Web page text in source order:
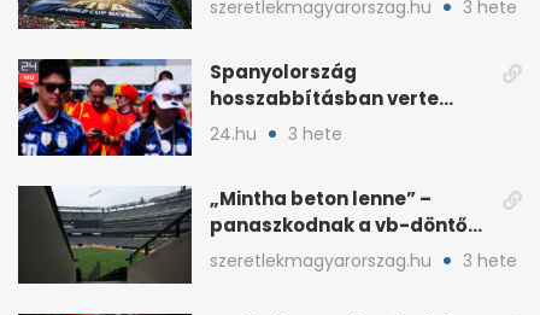
szeretlekmagyarorszag.hu 3 hete
Spanyolország
hosszabbításban verte
Argentínát: Ferran Torres
24.hu 3 hete
„Mintha beton lenne” –
panaszkodnak a vb-döntő
MetLife-pályájára
szeretlekmagyarorszag.hu 3 hete